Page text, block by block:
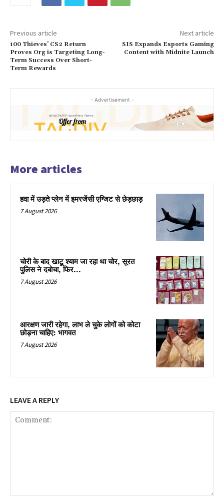
Previous article
100 Thieves’ CS2 Return
Proves Org is Targeting Long-
Term Success Over Short-
Term Rewards
Next article
SIS Expands Esports Gaming
Content with Midnite Launch
- Advertisement -
More articles
हवा में उड़ते प्लेन में इमरजेंसी एग्जिट से छेड़छाड़
7 August 2026
चोरी के बाद खाटू श्याम जा रहा था चोर, सूरत
पुलिस ने दबोचा, फिर…
7 August 2026
आरक्षण जारी रहेगा, लाभ ले चुके लोगों को कोटा
छोड़ना चाहिए: भागवत
7 August 2026
LEAVE A REPLY